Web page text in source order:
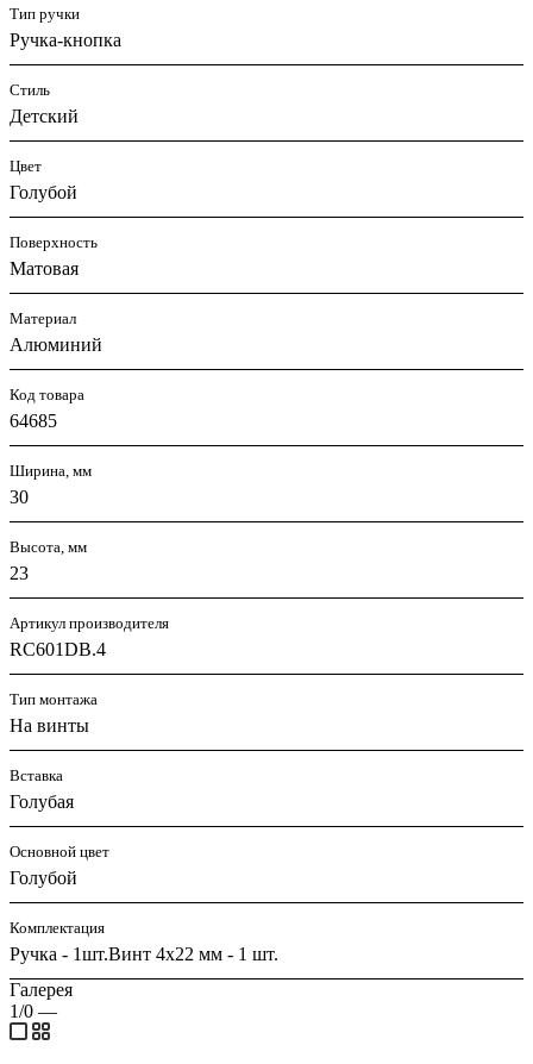
Тип ручки
Ручка-кнопка
Стиль
Детский
Цвет
Голубой
Поверхность
Матовая
Материал
Алюминий
Код товара
64685
Ширина, мм
30
Высота, мм
23
Артикул производителя
RC601DB.4
Тип монтажа
На винты
Вставка
Голубая
Основной цвет
Голубой
Комплектация
Ручка - 1шт.Винт 4х22 мм - 1 шт.
Галерея
1/0 —